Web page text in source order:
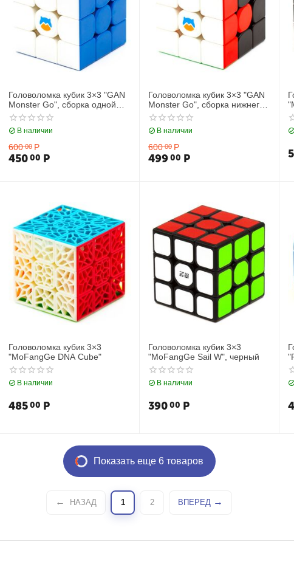
Головоломка кубик 3×3 "GAN
Monster Go", сборка одной
стороны
В наличии
600 00 Р
45000 Р
Головоломка кубик 3×3 "GAN
Monster Go", сборка нижнего
слоя
В наличии
600 00 Р
49900 Р
Головоломка кубик 3×3
"MoFangGe DNA Cube"
В наличии
48500 Р
Головоломка кубик 3×3
"MoFangGe Sail W", черный
В наличии
39000 Р
Показать еще 6 товаров
НАЗАД 1 2 ВПЕРЕД